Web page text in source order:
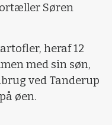
Søren
heraf 12
med sin søn,
ved Tanderup
øen.